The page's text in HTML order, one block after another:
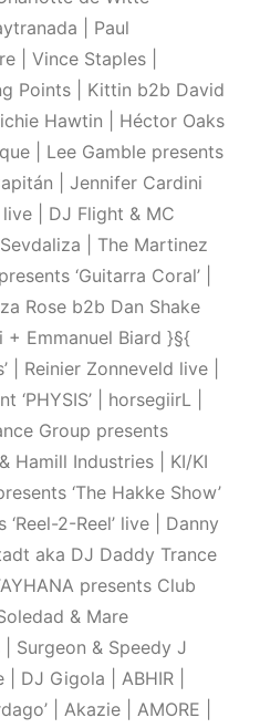
| Paul
| Vince Staples |
Points | Kittin b2b David
Hawtin | Héctor Oaks
| Lee Gamble presents
| Jennifer Cardini
| DJ Flight & MC
| The Martinez
‘Guitarra Coral’ |
Rose b2b Dan Shake
Emmanuel Biard }§{
| Reinier Zonneveld live |
‘PHYSIS’ | horsegiirL |
Group presents
Hamill Industries | KI/KI
‘The Hakke Show’
‘Reel-2-Reel’ live | Danny
aka DJ Daddy Trance
presents Club
& Mare
Surgeon & Speedy J
| DJ Gigola | ABHIR |
| Akazie | AMORE |